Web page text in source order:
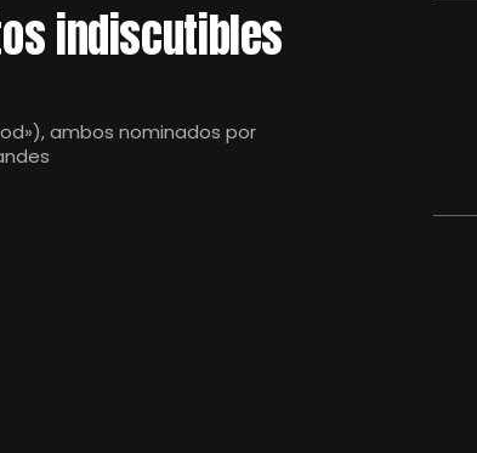
indiscutibles
ambos nominados por